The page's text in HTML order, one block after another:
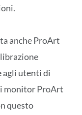
anche ProArt
agli utenti di
monitor ProArt
questo